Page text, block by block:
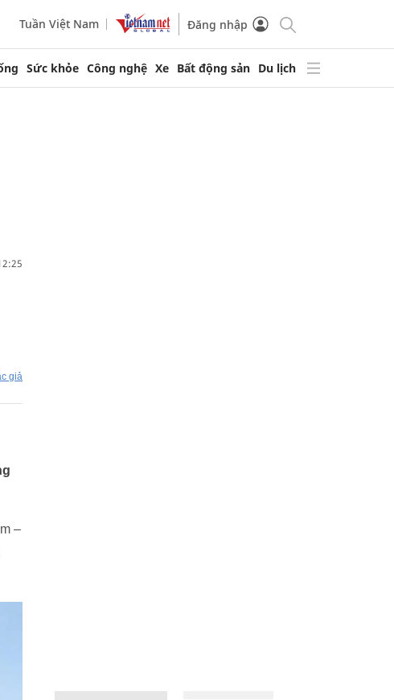
Tuần Việt Nam Đăng nhập
Sức khỏe Công nghệ Xe Bất động sản Du lịch
giả
–